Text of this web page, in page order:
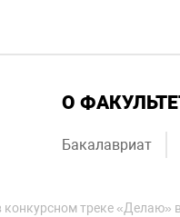
О
Бакалавриат
треке «Делаю»